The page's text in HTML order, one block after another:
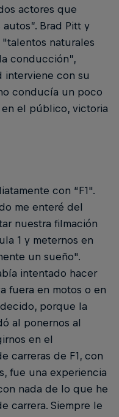
actores que
Brad Pitt y
"talentos naturales
conducción”,
interviene con su
conducía un poco
en el público, victoria
con “F1".
me enteré del
nuestra filmación
1 y meternos en
un sueño".
intentado hacer
fuera en motos o en
porque la
al ponernos al
en el
carreras de F1, con
fue una experiencia
nada de lo que he
carrera. Siempre le